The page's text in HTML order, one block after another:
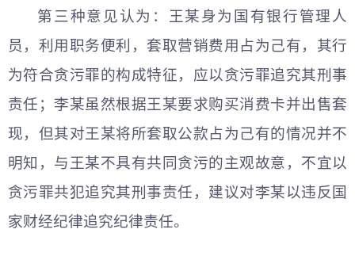
第三种意见认为：王某身为国有银行管理人
员，利用职务便利，套取营销费用占为己有，其行
为符合贪污罪的构成特征，应以贪污罪追究其刑事
责任；李某虽然根据王某要求购买消费卡并出售套
现，但其对王某将所套取公款占为己有的情况并不
明知，与王某不具有共同贪污的主观故意，不宜以
贪污罪共犯追究其刑事责任，建议对李某以违反国
家财经纪律追究纪律责任。